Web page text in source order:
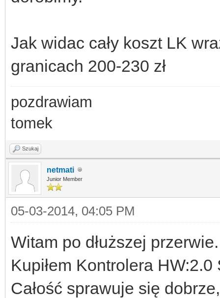
Jak widac cały koszt LK
granicach 200-230 zł
pozdrawiam
tomek
Szukaj
netmati
Junior Member
05-03-2014, 04:05 PM
Witam po dłuższej przerwie.
Kupiłem Kontrolera
Całość sprawuje się